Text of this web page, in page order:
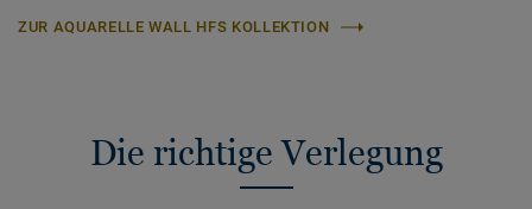
ZUR AQUARELLE WALL HFS KOLLEKTION
Die richtige Verlegung